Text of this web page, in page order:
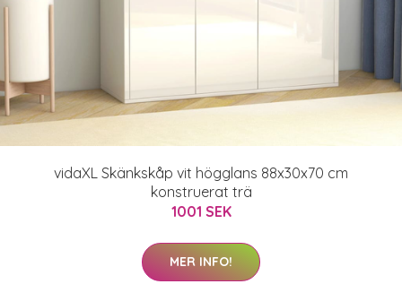
vidaXL Skänkskåp vit högglans 88x30x70 cm
konstruerat trä
1001 SEK
MER INFO!